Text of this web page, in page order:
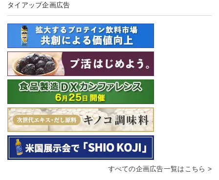
タイアップ企画広告
すべての企画広告一覧はこちら >